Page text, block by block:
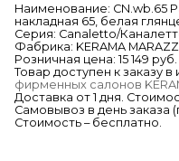
Наименование: CN.wb.65
накладная 65, белая
Серия: Canaletto/
Фабрика: KERAMA
Розничная цена: 15 149 руб.
Товар доступен к заказу
фирменных салонов
Доставка от 1 дня.
Самовывоз в день заказа
Стоимость – бесплатно.